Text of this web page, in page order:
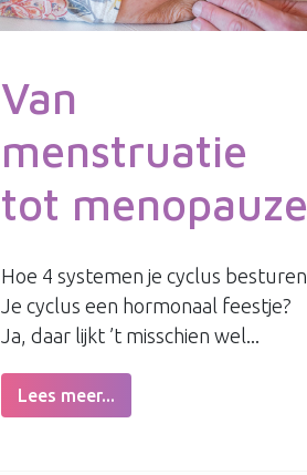
Van
menstruatie
tot menopauze
Hoe 4 systemen je cyclus besturen
Je cyclus een hormonaal feestje?
Ja, daar lijkt ’t misschien wel...
Lees meer...